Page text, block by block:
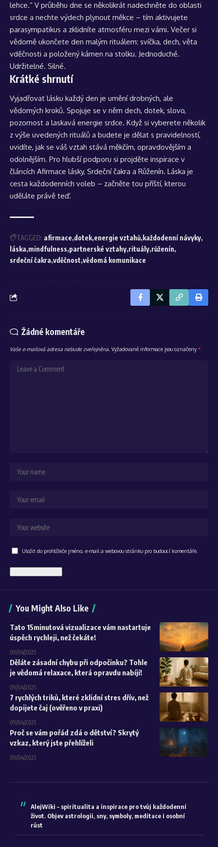
lehce.“ V průběhu dne se několikrát nadechněte do oblasti
srdce a nechte výdech plynout měkce – tím aktivujete
parasympatikus a zklidníte atmosféru mezi vámi. Večer si
vědomě ukončete den malým rituálem: svíčka, dech, věta
vděčnosti a položený kámen na stolku. Jednoduché.
Udržitelné. Silné.
Krátké shrnutí
Vyjadřovat lásku každý den je umění drobných, ale
vědomých kroků. Spojuje se v něm dech, dotek, slovo,
pozornost a laskavá energie srdce. Když si vyberete několik
z výše uvedených rituálů a budete je dělat s pravidelností,
uvidíte, jak se váš vztah stává měkčím, opravdovějším a
odolnějším. Pro hlubší podporu si projděte inspirace v
článcích Afirmace lásky, Srdeční čakra a Růženín. Láska je
cesta každodenních voleb – začněte tou příští, kterou
uděláte právě teď.
TAGGED: afirmace dotek energie vztahů každodenní návyky
láska mindfulness partnerské vztahy rituály růženín
srdeční čakra vděčnost vědomá komunikace
Žádné komentáře
Vaše e-mailová adresa nebude zveřejněna. Vyžadované informace jsou označeny *
Uložit do prohlížeče jméno, e-mail a webovou stránku pro budoucí komentáře.
You Might Also Like
Tato 15minutová vizualizace vám nastartuje
úspěch rychleji, než čekáte!
09/04/2025
Děláte zásadní chybu při odpočinku? Tohle
je vědomá relaxace, která opravdu nabíjí!
09/04/2025
7 rychlých triků, které zklidní stres dřív, než
dopijete čaj (ověřeno v praxi)
09/04/2025
Proč se vám pořád zdá o dětství? Skrytý
vzkaz, který jste přehlíželi
09/04/2025
AlejWiki – spiritualita a inspirace pro tvůj každodenní
život. Objev astrologii, sny, symboly, meditace i osobní
růst